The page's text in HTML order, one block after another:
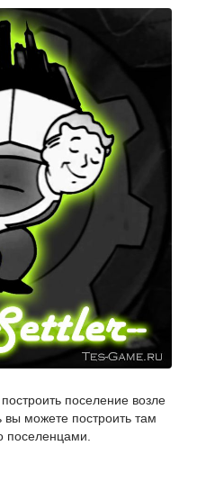
поселение возле
можете построить там
поселенцами.